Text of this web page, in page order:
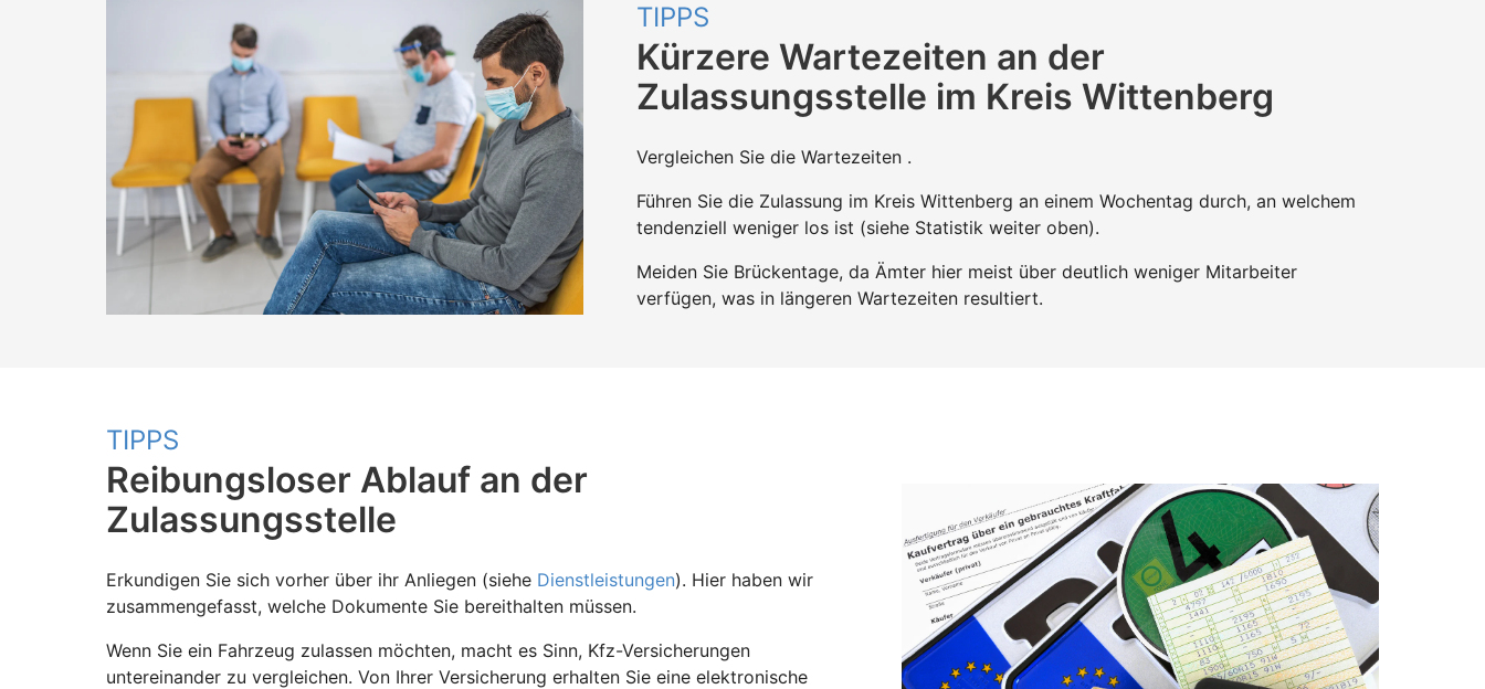
TIPPS
Kürzere Wartezeiten an der
Zulassungsstelle im Kreis Wittenberg
Vergleichen Sie die Wartezeiten .
Führen Sie die Zulassung im Kreis Wittenberg an einem Wochentag durch, an welchem
tendenziell weniger los ist (siehe Statistik weiter oben).
Meiden Sie Brückentage, da Ämter hier meist über deutlich weniger Mitarbeiter
verfügen, was in längeren Wartezeiten resultiert.
TIPPS
Reibungsloser Ablauf an der
Zulassungsstelle
Erkundigen Sie sich vorher über ihr Anliegen (siehe Dienstleistungen). Hier haben wir
zusammengefasst, welche Dokumente Sie bereithalten müssen.
Wenn Sie ein Fahrzeug zulassen möchten, macht es Sinn, Kfz-Versicherungen
untereinander zu vergleichen. Von Ihrer Versicherung erhalten Sie eine elektronische